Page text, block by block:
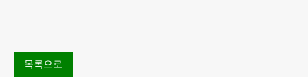
목록으로